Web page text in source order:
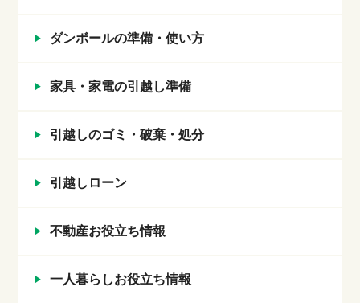
ダンボールの準備・使い方
家具・家電の引越し準備
引越しのゴミ・破棄・処分
引越しローン
不動産お役立ち情報
一人暮らしお役立ち情報